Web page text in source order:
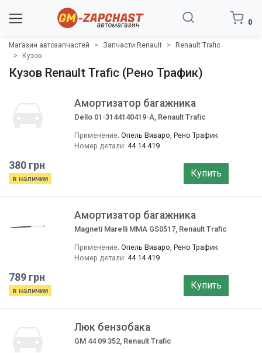
0
Магазин автозапчастей Запчасти Renault
Renault Trafic
Кузов
Кузов Renault Trafic (Рено Трафик)
Амортизатор багажника
Dello 01-3144140419-A, Renault Trafic
Применение: Опель Виваро, Рено Трафик
Номер детали: 44 14 419
380 грн
в наличии Купить
Амортизатор багажника
Magneti Marelli MMA GS0517, Renault Trafic
Применение: Опель Виваро, Рено Трафик
Номер детали: 44 14 419
789 грн
в наличии Купить
Люк бензобака
GM 44 09 352, Renault Trafic